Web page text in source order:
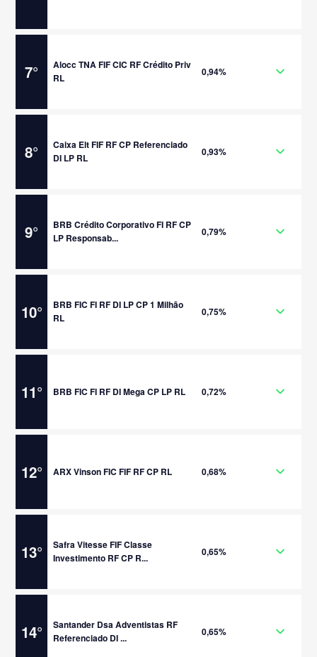
7°
Alocc TNA FIF CIC RF Crédito Priv
RL
0,94%
8°
Caixa Elt FIF RF CP Referenciado
DI LP RL
0,93%
9°
BRB Crédito Corporativo FI RF CP
LP Responsab...
0,79%
10°
BRB FIC FI RF DI LP CP 1 Milhão
RL
0,75%
11° BRB FIC FI RF DI Mega CP LP RL 0,72%
12° ARX Vinson FIC FIF RF CP RL 0,68%
13°
Safra Vitesse FIF Classe
Investimento RF CP R...
0,65%
14°
Santander Dsa Adventistas RF
Referenciado DI ...
0,65%